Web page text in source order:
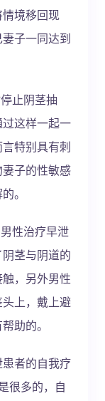
境移回现
子一同达到
止阴茎抽
这样一起一
特别具有刺
子的性敏感
。
性治疗早泄
茎与阴道的
，另外男性
上，戴上避
助的。
者的自我疗
很多的，自